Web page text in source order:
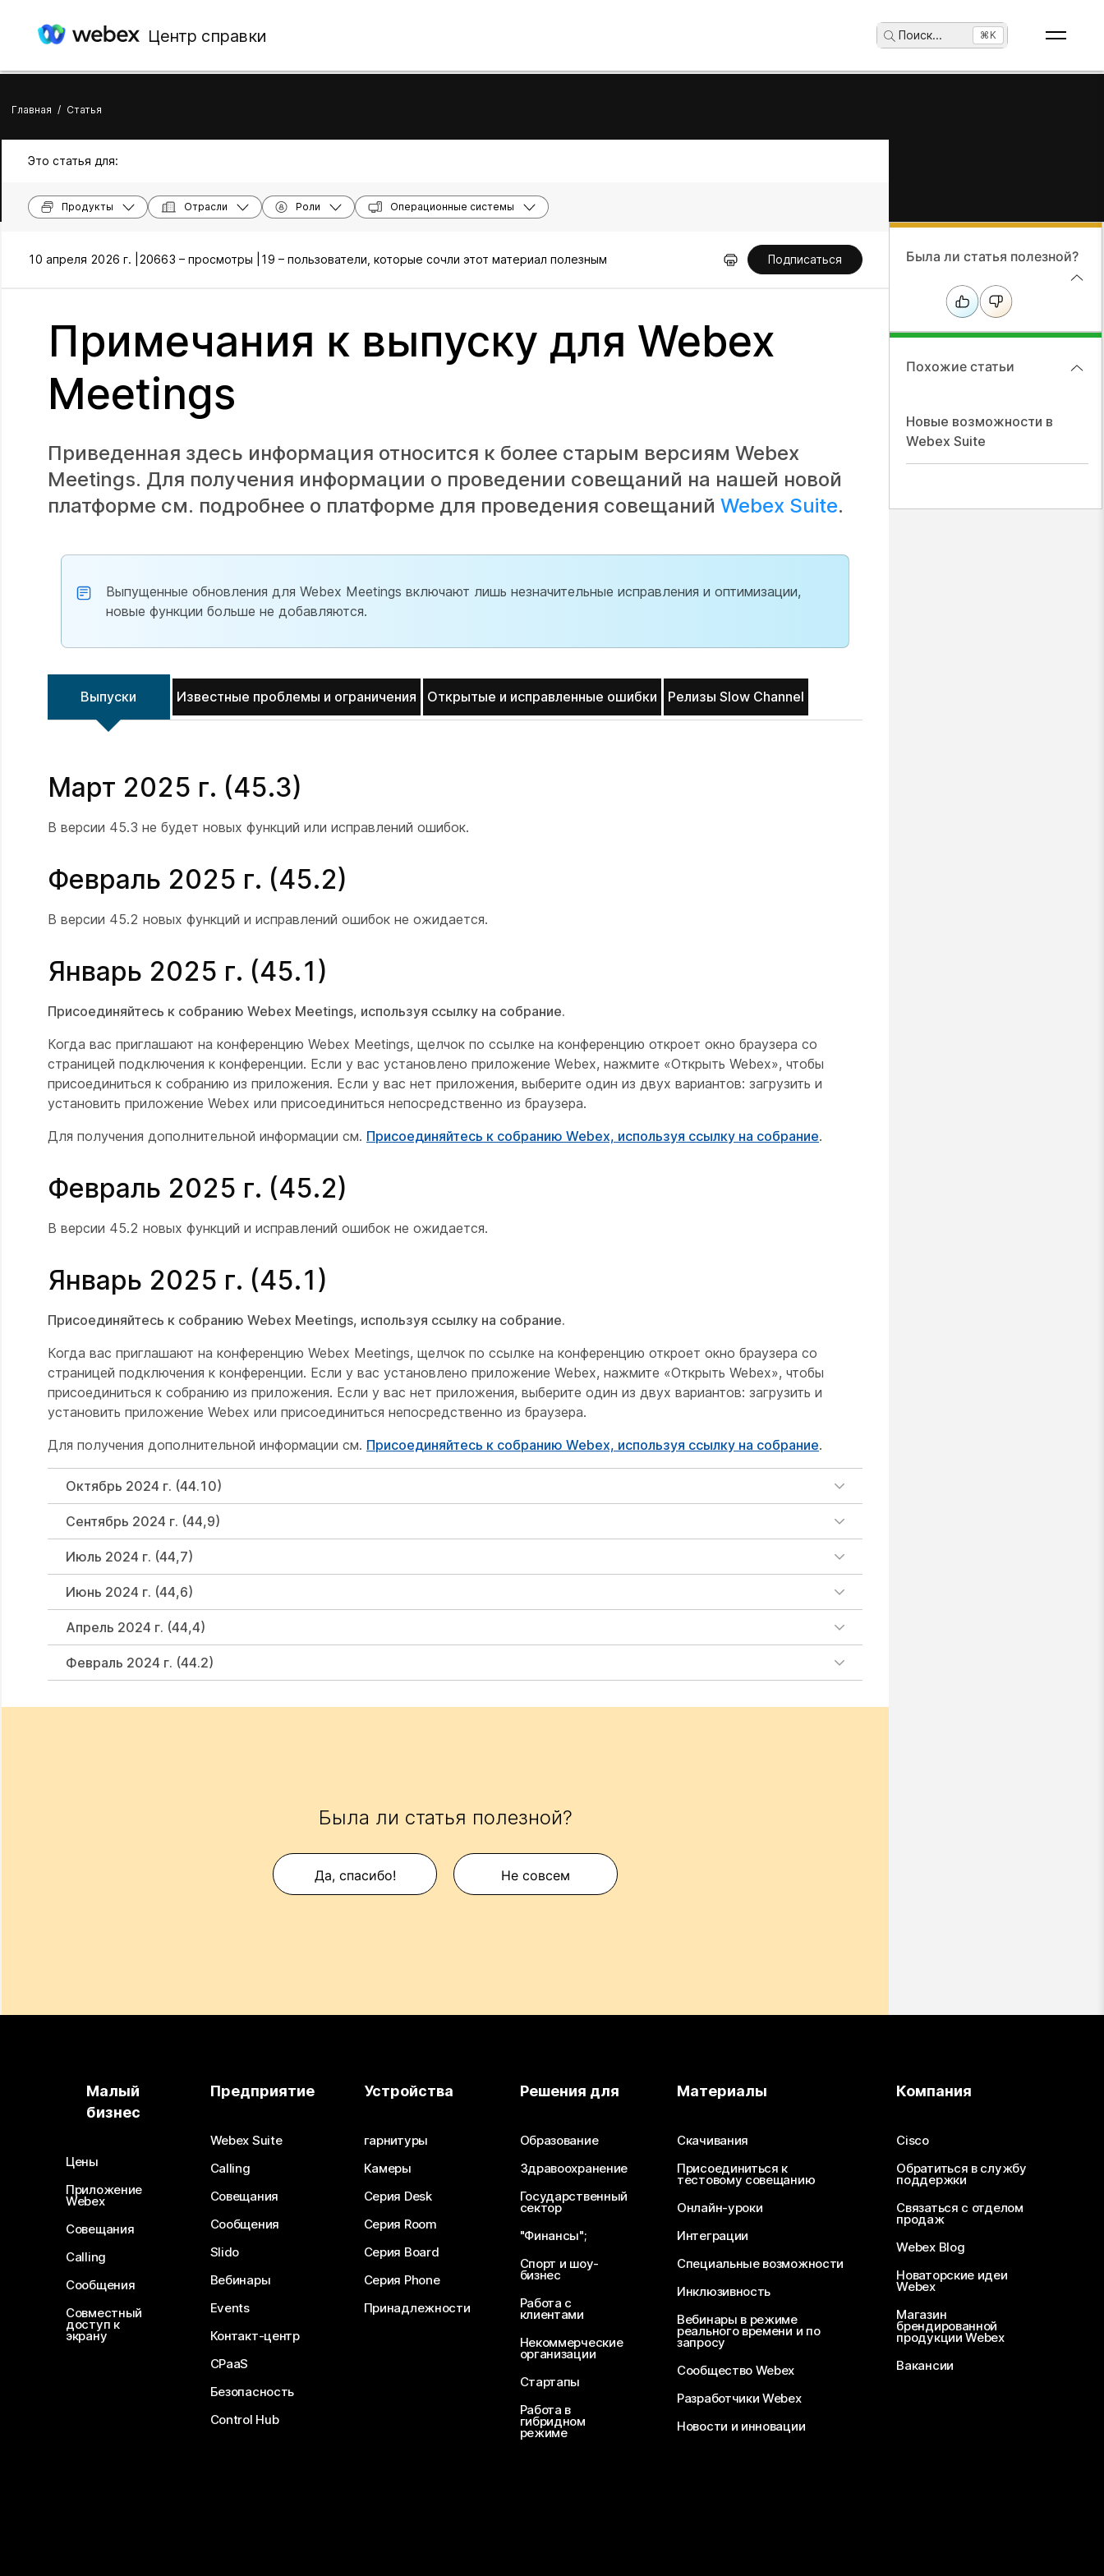
Центр справки Поиск... ⌘K
Главная / Статья
Это статья для:
Продукты Отрасли Роли Операционные системы
10 апреля 2026 г. | 20663 – просмотры | 19 – пользователи, которые сочли этот материал полезным Подписаться
Примечания к выпуску для Webex
Meetings
Приведенная здесь информация относится к более старым версиям Webex
Meetings. Для получения информации о проведении совещаний на нашей новой
платформе см. подробнее о платформе для проведения совещаний Webex Suite.
Выпущенные обновления для Webex Meetings включают лишь незначительные исправления и оптимизации,
новые функции больше не добавляются.
Выпуски Известные проблемы и ограничения Открытые и исправленные ошибки Релизы Slow Channel
Март 2025 г. (45.3)
В версии 45.3 не будет новых функций или исправлений ошибок.
Февраль 2025 г. (45.2)
В версии 45.2 новых функций и исправлений ошибок не ожидается.
Январь 2025 г. (45.1)
Присоединяйтесь к собранию Webex Meetings, используя ссылку на собрание.
Когда вас приглашают на конференцию Webex Meetings, щелчок по ссылке на конференцию откроет окно браузера со
страницей подключения к конференции. Если у вас установлено приложение Webex, нажмите «Открыть Webex», чтобы
присоединиться к собранию из приложения. Если у вас нет приложения, выберите один из двух вариантов: загрузить и
установить приложение Webex или присоединиться непосредственно из браузера.
Для получения дополнительной информации см. Присоединяйтесь к собранию Webex, используя ссылку на собрание.
Февраль 2025 г. (45.2)
В версии 45.2 новых функций и исправлений ошибок не ожидается.
Январь 2025 г. (45.1)
Присоединяйтесь к собранию Webex Meetings, используя ссылку на собрание.
Когда вас приглашают на конференцию Webex Meetings, щелчок по ссылке на конференцию откроет окно браузера со
страницей подключения к конференции. Если у вас установлено приложение Webex, нажмите «Открыть Webex», чтобы
присоединиться к собранию из приложения. Если у вас нет приложения, выберите один из двух вариантов: загрузить и
установить приложение Webex или присоединиться непосредственно из браузера.
Для получения дополнительной информации см. Присоединяйтесь к собранию Webex, используя ссылку на собрание.
Октябрь 2024 г. (44.10)
Сентябрь 2024 г. (44,9)
Июль 2024 г. (44,7)
Июнь 2024 г. (44,6)
Апрель 2024 г. (44,4)
Февраль 2024 г. (44.2)
Была ли статья полезной?
Да, спасибо! Не совсем
Была ли статья полезной?
Похожие статьи
Новые возможности в
Webex Suite
Малый
бизнес
Цены
Приложение
Webex
Совещания
Calling
Сообщения
Совместный
доступ к
экрану
Предприятие
Webex Suite
Calling
Совещания
Сообщения
Slido
Вебинары
Events
Контакт-центр
CPaaS
Безопасность
Control Hub
Устройства
гарнитуры
Камеры
Серия Desk
Серия Room
Серия Board
Серия Phone
Принадлежности
Решения для
Образование
Здравоохранение
Государственный
сектор
"Финансы";
Спорт и шоу-
бизнес
Работа с
клиентами
Некоммерческие
организации
Стартапы
Работа в
гибридном
режиме
Материалы
Скачивания
Присоединиться к
тестовому совещанию
Онлайн-уроки
Интеграции
Специальные возможности
Инклюзивность
Вебинары в режиме
реального времени и по
запросу
Сообщество Webex
Разработчики Webex
Новости и инновации
Компания
Cisco
Обратиться в службу
поддержки
Связаться с отделом
продаж
Webex Blog
Новаторские идеи
Webex
Магазин
брендированной
продукции Webex
Вакансии